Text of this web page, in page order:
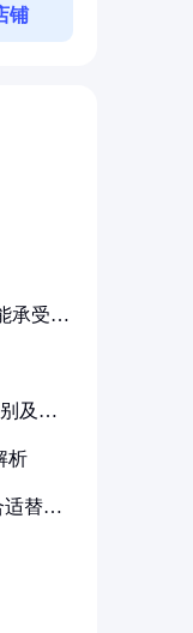
铺
承受多
及其
析
适替代